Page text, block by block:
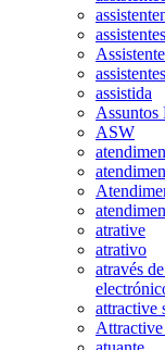
assistentes
assistida
Assuntos
ASW
atrative
atrativo
através
attractive